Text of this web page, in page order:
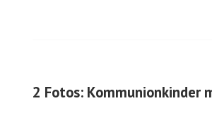
2 Fotos: Kommunionkinder